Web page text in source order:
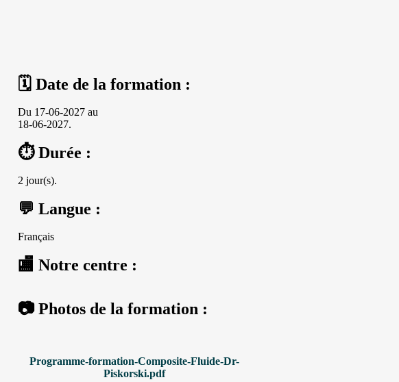
🗓 Date de la formation :
Du 17-06-2027 au
18-06-2027.
⏱ Durée :
2 jour(s).
💬 Langue :
Français
🏬 Notre centre :
📷 Photos de la formation :
Programme-formation-Composite-Fluide-Dr-
Piskorski.pdf